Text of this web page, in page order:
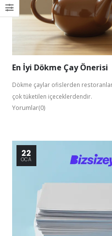
En İyi Dökme Çay Önerisi
Dökme çaylar ofislerden
çok tüketilen içeceklerdendir.
Yorumlar(0)
22
OCA